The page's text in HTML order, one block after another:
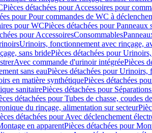
Pièces détachées pour Accessoires pour
pour Pour commandes de WC à
pour WCPièces détachées pour
pour AccessoiresConsommables
Urinoirs, fonctionnement avec rinçage,
sans bridePièces détachées pour
Avec commande d'urinoir intégréePièces
sans eauPièces détachées pour Urinoirs,
en matière synthétiquePièces détachées
sanitairePièces détachées pour
détachées pour Tubes de chasse, coudes
du rinçage, alimentation sur secteur
détachées pour Avec déclenchement
en apparentPièces détachées pour